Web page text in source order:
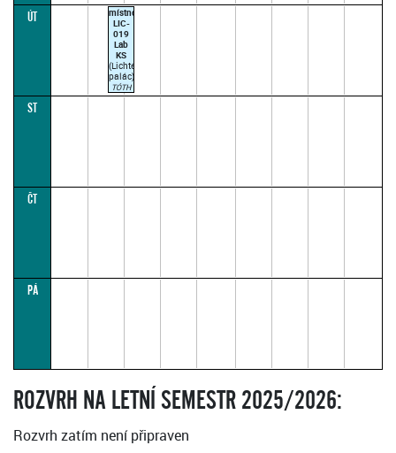
ÚT
místnost
LIC-
019
Lab
KS
(Lichtenštejnský
palác)
TÓTH
M.
ST
ČT
PÁ
ROZVRH NA LETNÍ SEMESTR 2025/2026:
Rozvrh zatím není připraven